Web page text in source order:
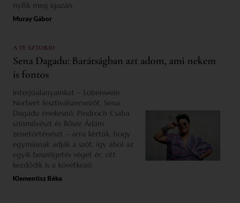
nyílik meg igazán.
Muray Gábor
A TE SZTORID
Sena Dagadu: Barátságban azt adom, ami nekem
is fontos
Interjúalanyainkat – Lobenwein
Norbert fesztiválszervezőt, Sena
Dagadu énekesnő, Pindroch Csaba
színművészt és Bősze Ádám
zenetörténészt – arra kértük, hogy
egymásnak adják a szót, így ahol az
egyik beszélgetés véget ér, ott
kezdődik is a következő.
Klementisz Réka